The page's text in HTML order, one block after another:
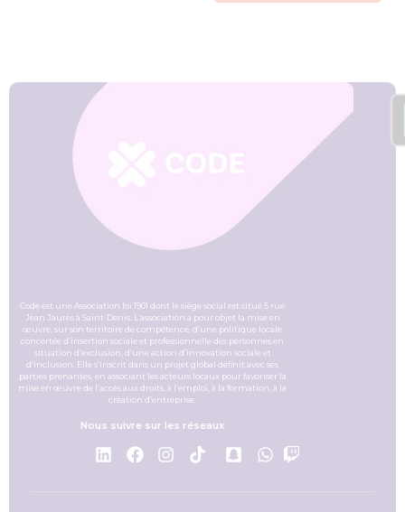
Code est une Association loi 1901 dont le siège social est situé 5 rue
Jean Jaurès à Saint-Denis. L’association a pour objet la mise en
œuvre, sur son territoire de compétence, d’une politique locale
concertée d’insertion sociale et professionnelle des personnes en
situation d’exclusion, d’une action d’innovation sociale et
d’inclusion. Elle s’inscrit dans un projet global définit avec ses
parties prenantes, en associant les acteurs locaux pour favoriser la
mise en œuvre de l’accès aux droits, à l’emploi, à la formation, à la
création d’entreprise.
Nous suivre sur les réseaux